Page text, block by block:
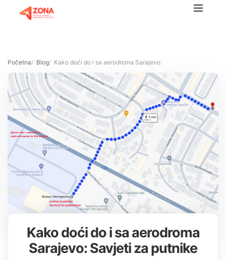
Početna Blog Kako doći do i sa aerodroma Sarajevo: Savjeti za putnike
Kako doći do i sa aerodroma
Sarajevo: Savjeti za putnike